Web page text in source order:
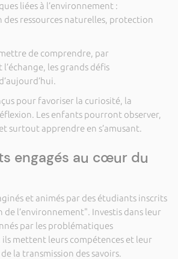
liées à l’environnement :
ressources naturelles, protection
de comprendre, par
les grands défis
pour favoriser la curiosité, la
Les enfants pourront observer,
surtout apprendre en s’amusant.
engagés au cœur du
et animés par des étudiants inscrits
de l’environnement". Investis dans leur
par les problématiques
mettent leurs compétences et leur
la transmission des savoirs.